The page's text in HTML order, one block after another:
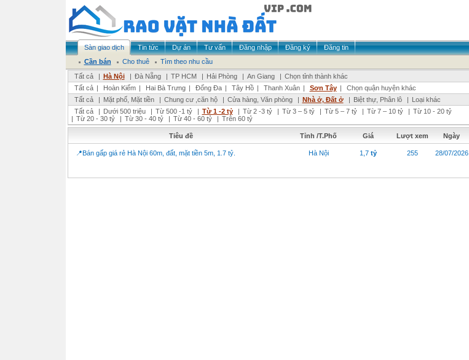
Sàn giao dịch Tin tức Dự án Tư vấn Đăng nhập Đăng ký
Đăng tin
Cần bán
Cho thuê
Tìm theo nhu cầu
Tất cả
| Hà Nội | Đà Nẵng | TP HCM | Hải Phòng | An Giang | Chọn tỉnh thành khác
Tất cả | Hoàn Kiếm | Hai Bà Trưng | Đống Đa | Tây Hồ | Thanh Xuân | Sơn Tây |
Chọn quận huyện khác
Tất cả
| Mặt phố, Mặt tiền | Chung cư ,căn hộ | Cửa hàng, Văn phòng | Nhà ở, Đất ở | Biệt thự, Phân lô | Loại khác
Tất cả
| Dưới 500 triệu | Từ 500 -1 tỷ | Từ 1 -2 tỷ | Từ 2 -3 tỷ | Từ 3 – 5 tỷ | Từ 5 – 7 tỷ | Từ 7 – 10 tỷ | Từ 10 - 20 tỷ
| Từ 20 - 30 tỷ | Từ 30 - 40 tỷ | Từ 40 - 60 tỷ | Trên 60 tỷ
Tiêu đề Tỉnh /T.Phố Giá Lượt xem Ngày
📍Bán gấp giá rẻ Hà Nội 60m, đất, mặt tiền 5m, 1.7 tỷ. Hà Nội 1,7 tỷ 255 28/07/2026